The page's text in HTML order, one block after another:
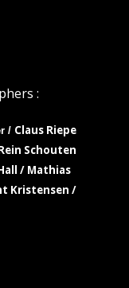
:
/ Claus Riepe
Schouten
/ Mathias
Kristensen /